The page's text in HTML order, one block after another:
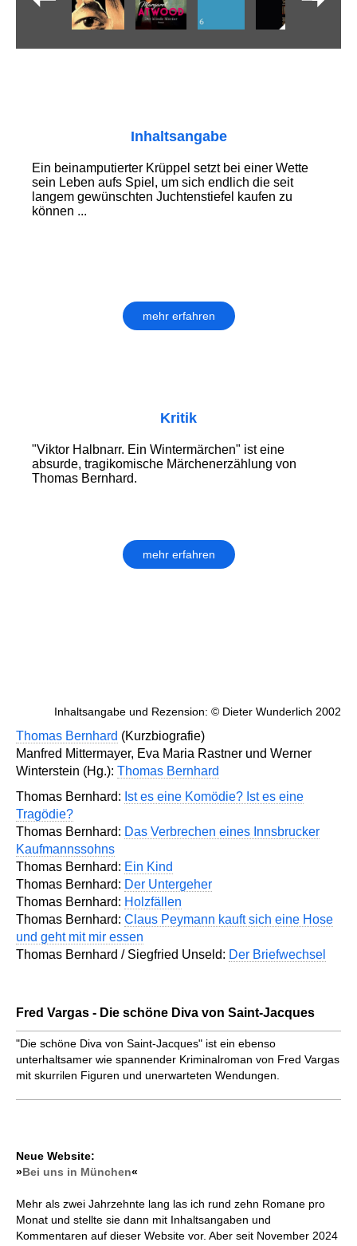
Inhaltsangabe
Ein beinamputierter Krüppel setzt bei einer Wette
sein Leben aufs Spiel, um sich endlich die seit
langem gewünschten Juchtenstiefel kaufen zu
können ...
mehr erfahren
Kritik
"Viktor Halbnarr. Ein Wintermärchen" ist eine
absurde, tragikomische Märchenerzählung von
Thomas Bernhard.
mehr erfahren
Inhaltsangabe und Rezension: © Dieter Wunderlich 2002
Thomas Bernhard (Kurzbiografie)
Manfred Mittermayer, Eva Maria Rastner und Werner
Winterstein (Hg.): Thomas Bernhard
Thomas Bernhard: Ist es eine Komödie? Ist es eine
Tragödie?
Thomas Bernhard: Das Verbrechen eines Innsbrucker
Kaufmannssohns
Thomas Bernhard: Ein Kind
Thomas Bernhard: Der Untergeher
Thomas Bernhard: Holzfällen
Thomas Bernhard: Claus Peymann kauft sich eine Hose
und geht mit mir essen
Thomas Bernhard / Siegfried Unseld: Der Briefwechsel
Fred Vargas - Die schöne Diva von Saint-Jacques
"Die schöne Diva von Saint-Jacques" ist ein ebenso
unterhaltsamer wie spannender Kriminalroman von Fred Vargas
mit skurrilen Figuren und unerwarteten Wendungen.
Neue Website:
»Bei uns in München«
Mehr als zwei Jahrzehnte lang las ich rund zehn Romane pro
Monat und stellte sie dann mit Inhaltsangaben und
Kommentaren auf dieser Website vor. Aber seit November 2024